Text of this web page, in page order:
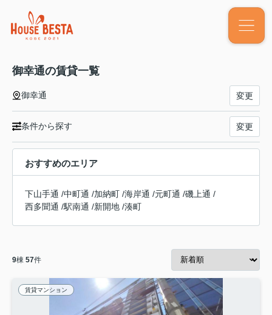
御幸通の賃貸一覧
御幸通 変更
条件から探す 変更
おすすめのエリア
下山手通 /中町通 /加納町 /海岸通 /元町通 /磯上通 /
西多聞通 /駅南通 /新開地 /湊町
9棟 57件
賃貸マンション